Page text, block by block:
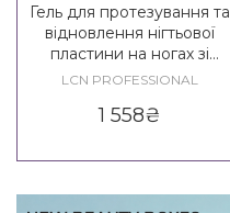
Гель для протезування та
відновлення нігтьової
пластини на ногах зі
сріблом LCN WILDE-
LCN PROFESSIONAL
1 558₴